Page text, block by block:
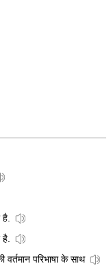
है.
है.
वर्तमान परिभाषा के साथ